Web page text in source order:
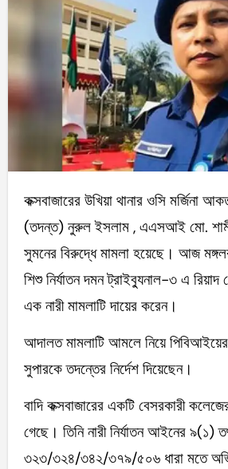
কক্সবাজারের উখিয়া থানার ওসি মর্জিনা আকতার, পুলিশ পরিদর্শক
(তদন্ত) নুরুল ইসলাম , এএসআই মো.
সুমনের বিরুদ্ধে মামলা হয়েছে। আজ
শিশু নির্যাতন দমন ট্রাইব্যুনাল-৩ এ রিয়াদ
এক নারী মামলাটি দায়ের করেন।
আদালত মামলাটি আমলে নিয়ে
সুপারকে তদন্তের নির্দেশ দিয়েছেন।
বাদি কক্সবাজারের একটি বেসরকারী
গেছে। তিনি নারী নির্যাতন আইনের ৯(১)
৩২৩/৩২৪/৩৪২/৩৭৯/৫০৬ ধারা মতে